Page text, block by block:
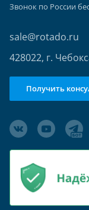
Звонок по России
sale@rotado.ru
428022, г.
Получить